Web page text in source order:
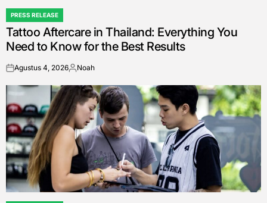
POSTED
IN
PRESS RELEASE
Tattoo Aftercare in Thailand: Everything You
Need to Know for the Best Results
onAgustus 4, 2026Posted
Noah